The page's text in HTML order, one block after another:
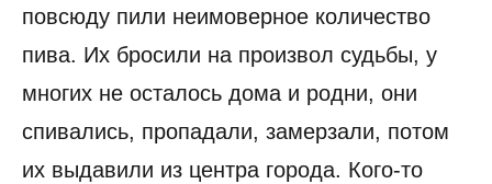
повсюду пили неимоверное количество
пива. Их бросили на произвол судьбы, у
многих не осталось дома и родни, они
спивались, пропадали, замерзали, потом
их выдавили из центра города. Кого-то